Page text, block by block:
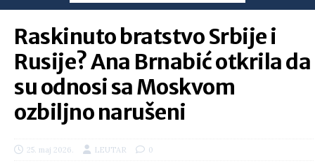
Raskinuto bratstvo Srbije i
Rusije? Ana Brnabić otkrila da
su odnosi sa Moskvom
ozbiljno narušeni
25. maj 2026. LEUTAR 0